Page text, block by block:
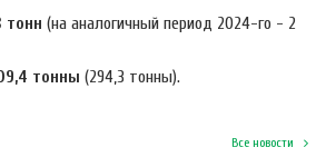
тонн (на аналогичный период 2024-го - 2
тонны (294,3 тонны).
Все новости